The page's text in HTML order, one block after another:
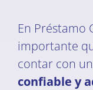
En Préstamo
importante
contar con
confiable y